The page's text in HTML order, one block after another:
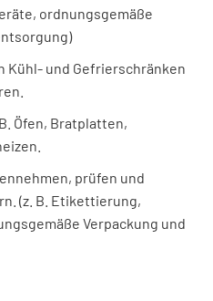
ordnungsgemäße
Kühl- und Gefrierschränken
Öfen, Bratplatten,
prüfen und
(z. B. Etikettierung,
Verpackung und